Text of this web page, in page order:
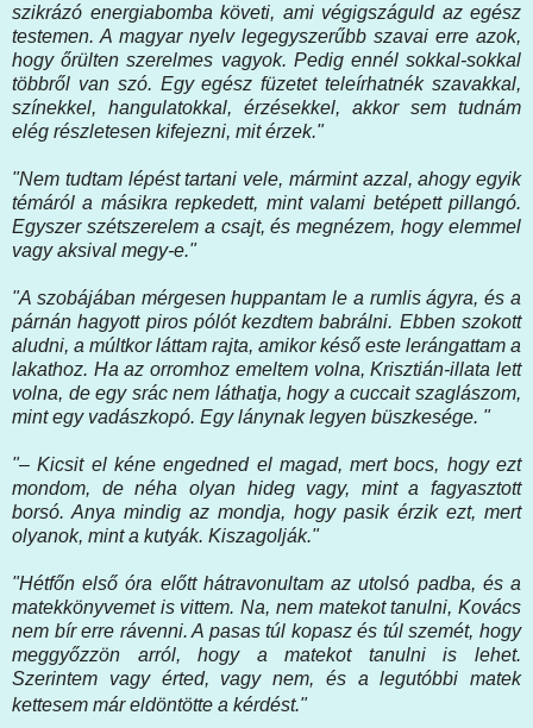
szikrázó energiabomba követi, ami végigszáguld az egész
testemen. A magyar nyelv legegyszerűbb szavai erre azok,
hogy őrülten szerelmes vagyok. Pedig ennél sokkal-sokkal
többről van szó. Egy egész füzetet teleírhatnék szavakkal,
színekkel, hangulatokkal, érzésekkel, akkor sem tudnám
elég részletesen kifejezni, mit érzek."
"Nem tudtam lépést tartani vele, mármint azzal, ahogy egyik
témáról a másikra repkedett, mint valami betépett pillangó.
Egyszer szétszerelem a csajt, és megnézem, hogy elemmel
vagy aksival megy-e."
"A szobájában mérgesen huppantam le a rumlis ágyra, és a
párnán hagyott piros pólót kezdtem babrálni. Ebben szokott
aludni, a múltkor láttam rajta, amikor késő este lerángattam a
lakathoz. Ha az orromhoz emeltem volna, Krisztián-illata lett
volna, de egy srác nem láthatja, hogy a cuccait szaglászom,
mint egy vadászkopó. Egy lánynak legyen büszkesége. "
"– Kicsit el kéne engedned el magad, mert bocs, hogy ezt
mondom, de néha olyan hideg vagy, mint a fagyasztott
borsó. Anya mindig az mondja, hogy pasik érzik ezt, mert
olyanok, mint a kutyák. Kiszagolják."
"Hétfőn első óra előtt hátravonultam az utolsó padba, és a
matekkönyvemet is vittem. Na, nem matekot tanulni, Kovács
nem bír erre rávenni. A pasas túl kopasz és túl szemét, hogy
meggyőzzön arról, hogy a matekot tanulni is lehet.
Szerintem vagy érted, vagy nem, és a legutóbbi matek
kettesem már eldöntötte a kérdést."